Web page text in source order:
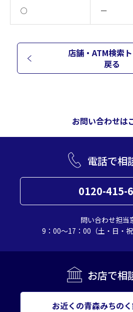
○ ー
店舗・ATM検索
戻る
お問い合わせは
電話で相
0120-415-
問い合わせ担当
9：00～17：00（土・日・祝
お店で相
お近くの青森みちの